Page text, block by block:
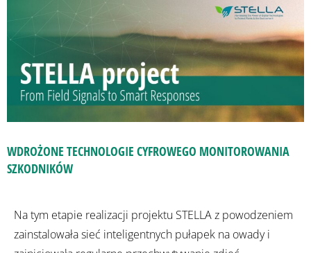
WDROŻONE TECHNOLOGIE CYFROWEGO MONITOROWANIA
SZKODNIKÓW
Na tym etapie realizacji projektu STELLA z powodzeniem
zainstalowała sieć inteligentnych pułapek na owady i